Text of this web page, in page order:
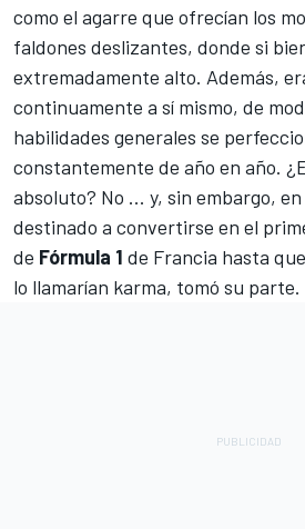
como el agarre que ofrecían los
faldones deslizantes, donde si
extremadamente alto. Además,
continuamente a sí mismo, de
habilidades generales se
constantemente de año en año.
absoluto? No ... y, sin embargo, en
destinado a convertirse en el
de Fórmula 1 de Francia hasta
lo llamarían karma, tomó su parte.